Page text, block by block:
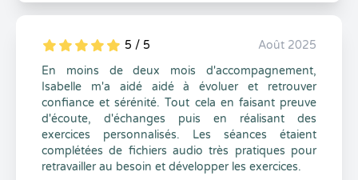
5
1
5
0 5 / 5
Août 2025
En moins de deux mois d'accompagnement,
Isabelle m'a aidé aidé à évoluer et retrouver
confiance et sérénité. Tout cela en faisant preuve
d'écoute, d'échanges puis en réalisant des
exercices personnalisés. Les séances étaient
complétées de fichiers audio très pratiques pour
retravailler au besoin et développer les exercices.